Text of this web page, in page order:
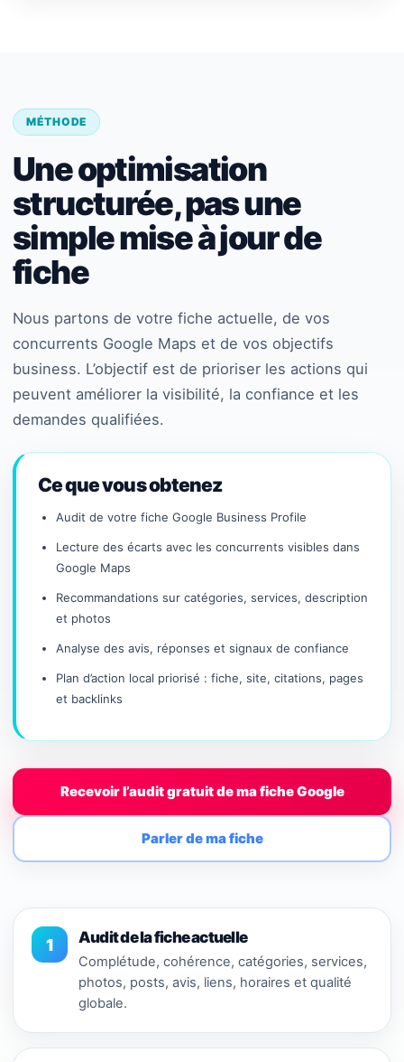
MÉTHODE
Une optimisation
structurée, pas une
simple mise à jour de
fiche
Nous partons de votre fiche actuelle, de vos
concurrents Google Maps et de vos objectifs
business. L’objectif est de prioriser les actions qui
peuvent améliorer la visibilité, la confiance et les
demandes qualifiées.
Ce que vous obtenez
Audit de votre fiche Google Business Profile
Lecture des écarts avec les concurrents visibles dans
Google Maps
Recommandations sur catégories, services, description
et photos
Analyse des avis, réponses et signaux de confiance
Plan d’action local priorisé : fiche, site, citations, pages
et backlinks
Recevoir l’audit gratuit de ma fiche Google
Parler de ma fiche
1 Audit de la fiche actuelle
Complétude, cohérence, catégories, services,
photos, posts, avis, liens, horaires et qualité
globale.